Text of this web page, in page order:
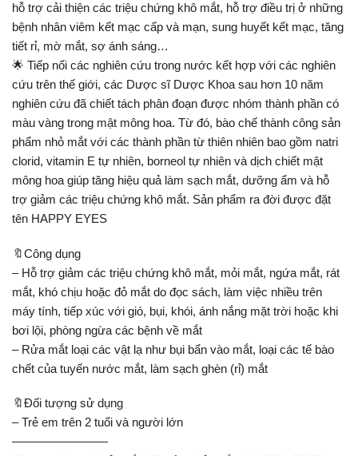
hỗ trợ cải thiện các triệu chứng khô mắt, hỗ trợ điều trị ở những
bệnh nhân viêm kết mạc cấp và mạn, sung huyết kết mạc, tăng
tiết rỉ, mờ mắt, sợ ánh sáng…
🌟 Tiếp nối các nghiên cứu trong nước kết hợp với các nghiên
cứu trên thế giới, các Dược sĩ Dược Khoa sau hơn 10 năm
nghiên cứu đã chiết tách phân đoạn được nhóm thành phần có
màu vàng trong mật mông hoa. Từ đó, bào chế thành công sản
phẩm nhỏ mắt với các thành phần từ thiên nhiên bao gồm natri
clorid, vitamin E tự nhiên, borneol tự nhiên và dịch chiết mật
mông hoa giúp tăng hiệu quả làm sạch mắt, dưỡng ẩm và hỗ
trợ giảm các triệu chứng khô mắt. Sản phẩm ra đời được đặt
tên HAPPY EYES
🔖Công dụng
– Hỗ trợ giảm các triệu chứng khô mắt, mỏi mắt, ngứa mắt, rát
mắt, khó chịu hoặc đỏ mắt do đọc sách, làm việc nhiều trên
máy tính, tiếp xúc với gió, bụi, khói, ánh nắng mặt trời hoặc khi
bơi lội, phòng ngừa các bệnh về mắt
– Rửa mắt loại các vật lạ như bụi bẩn vào mắt, loại các tế bào
chết của tuyến nước mắt, làm sạch ghèn (rỉ) mắt
🔖Đối tượng sử dụng
– Trẻ em trên 2 tuổi và người lớn
————————